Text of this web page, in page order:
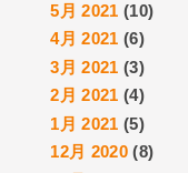
5月 2021 (10)
4月 2021 (6)
3月 2021 (3)
2月 2021 (4)
1月 2021 (5)
12月 2020 (8)